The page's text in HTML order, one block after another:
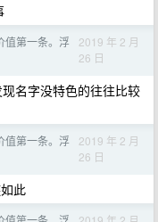
值第一条。浮
2019 年 2 月
26 日
名字没特色的往往比较
值第一条。浮
2019 年 2 月
26 日
此